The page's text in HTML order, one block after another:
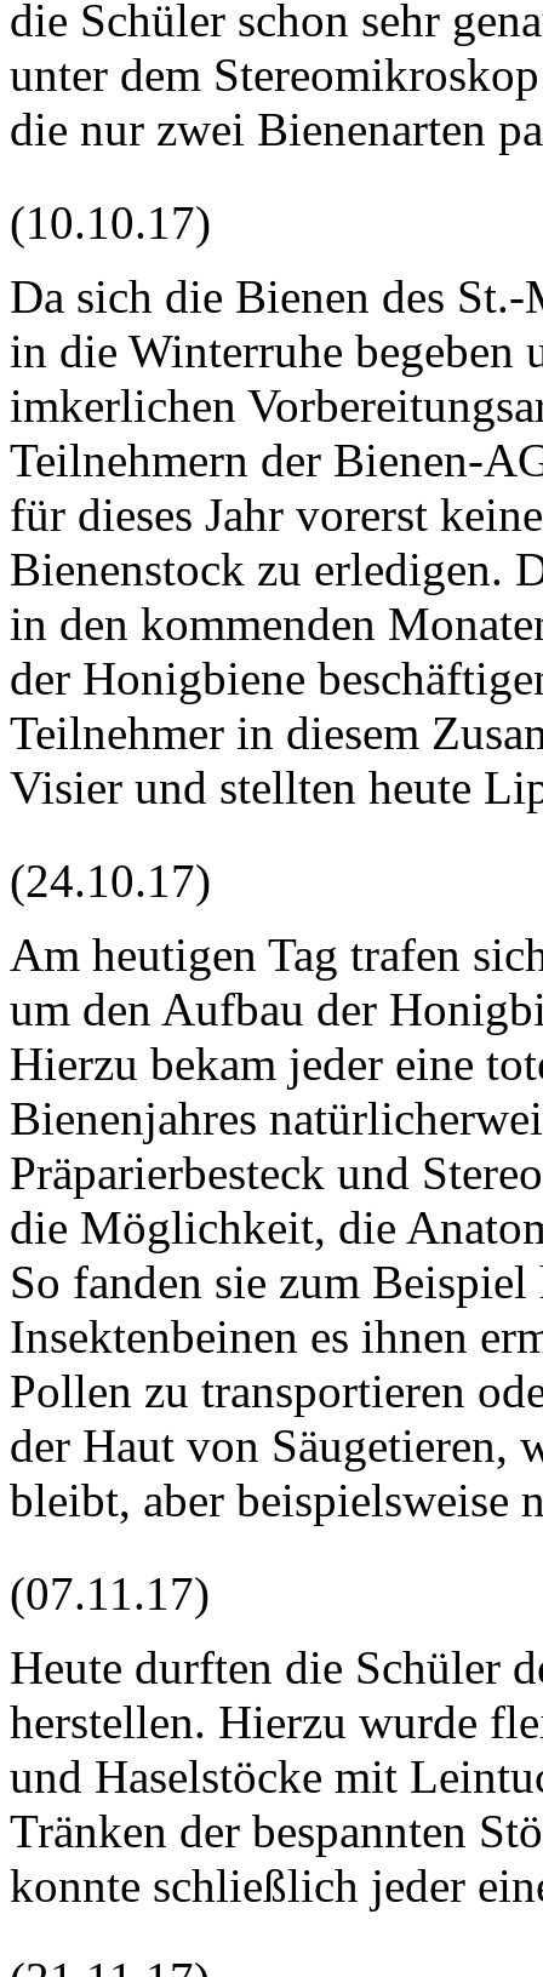
die Schüler schon sehr
unter dem
die nur zwei Bienenarten
(10.10.17)
Da sich die Bienen des
in die Winterruhe begeben
imkerlichen
Teilnehmern der Bienen-
für dieses Jahr vorerst
Bienenstock zu erledigen.
in den kommenden
der Honigbiene
Teilnehmer in diesem
Visier und stellten heute
(24.10.17)
Am heutigen Tag trafen
um den Aufbau der
Hierzu bekam jeder eine
Bienenjahres
Präparierbesteck und
die Möglichkeit, die
So fanden sie zum
Insektenbeinen es ihnen
Pollen zu transportieren
der Haut von Säugetieren,
bleibt, aber beispielsweise
(07.11.17)
Heute durften die Schüler
herstellen. Hierzu wurde
und Haselstöcke mit
Tränken der bespannten
konnte schließlich jeder